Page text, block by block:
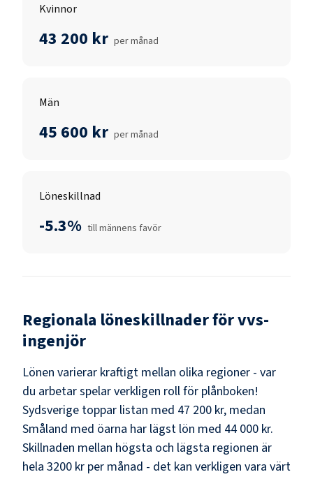
Kvinnor
43 200 kr per månad
Män
45 600 kr per månad
Löneskillnad
-5.3% till männens favör
Regionala löneskillnader förvvs-
ingenjör
Lönen varierar kraftigt mellan olika regioner - var
du arbetar spelar verkligen roll för plånboken!
Sydsverige toppar listan med 47 200 kr, medan
Småland med öarna har lägst lön med 44 000 kr.
Skillnaden mellan högsta och lägsta regionen är
hela 3200 kr per månad - det kan verkligen vara värt